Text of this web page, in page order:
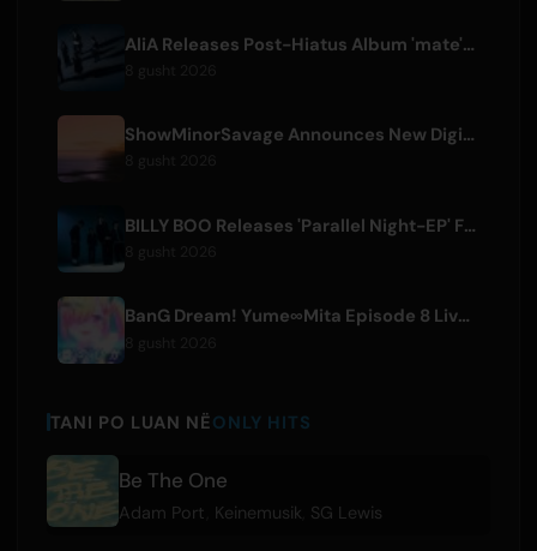
AliA Releases Post-Hiatus Album 'mate', Announces Tokyo Live
ShowMinorSavage Announces New Digital Single 'Gradation'
BILLY BOO Releases 'Parallel Night-EP' Featuring TV Drama Theme Song
BanG Dream! Yume∞Mita Episode 8 Live Clip Released
TANI PO LUAN NËONLY HITS
Be The One
Adam Port Keinemusik SG Lewis